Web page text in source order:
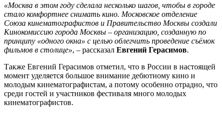
«Москва в этом году сделала несколько шагов, чтобы в городе
стало комфортнее снимать кино. Московское отделение
Союза кинематографистов и Правительство Москвы создали
Кинокомиссию города Москвы – организацию, созданную по
принципу «одного окна» с целью облегчить проведение съёмок
фильмов в столице», – рассказал Евгений Герасимов.
Также Евгений Герасимов отметил, что в России в настоящей
момент уделяется большое внимание дебютному кино и
молодым кинематографистам, а потому особенно отрадно, что
среди гостей и участников фестиваля много молодых
кинематографистов.